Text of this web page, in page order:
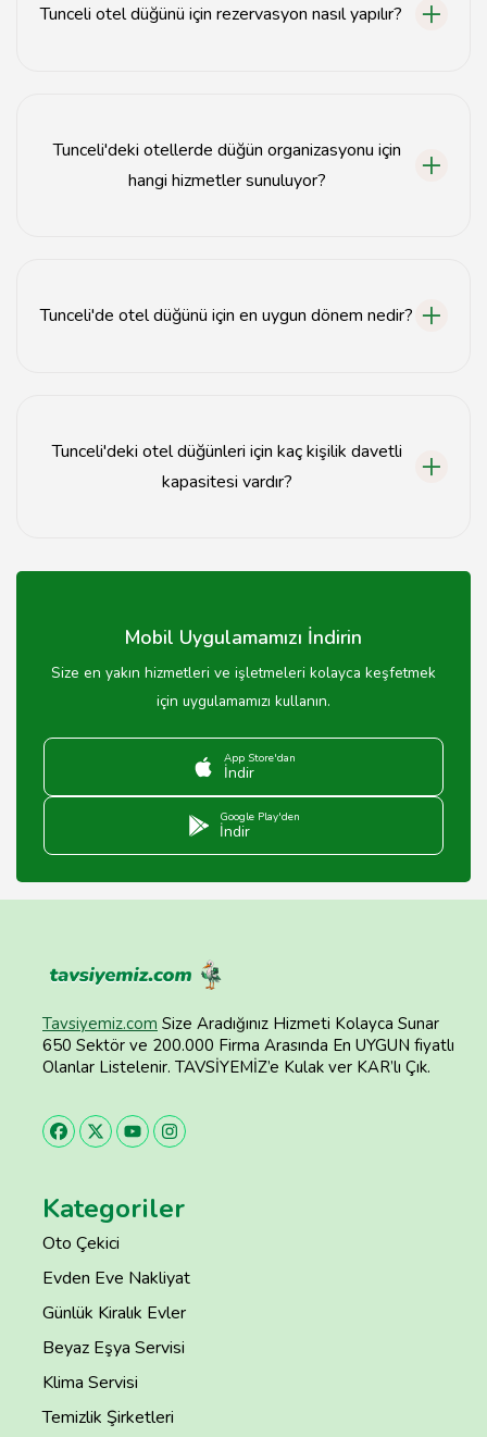
Tunceli otel düğünü için rezervasyon nasıl yapılır?
Tunceli'deki otellerde düğün organizasyonu için
hangi hizmetler sunuluyor?
Tunceli'de otel düğünü için en uygun dönem nedir?
Tunceli'deki otel düğünleri için kaç kişilik davetli
kapasitesi vardır?
500 kişi arasında davetli kapasitesine sahiptir.
Mobil Uygulamamızı İndirin
Size en yakın hizmetleri ve işletmeleri kolayca keşfetmek
için uygulamamızı kullanın.
App Store'dan
İndir
Google Play'den
İndir
Tavsiyemiz.com Size Aradığınız Hizmeti Kolayca Sunar
650 Sektör ve 200.000 Firma Arasında En UYGUN fiyatlı
Olanlar Listelenir. TAVSİYEMİZ’e Kulak ver KAR’lı Çık.
Kategoriler
Oto Çekici
Evden Eve Nakliyat
Günlük Kiralık Evler
Beyaz Eşya Servisi
Klima Servisi
Temizlik Şirketleri